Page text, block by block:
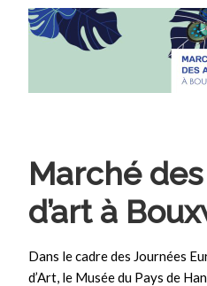
Marché
d’art à
Dans le cadre des Journées
d’Art, le Musée du Pays de